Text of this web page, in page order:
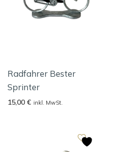
Radfahrer Bester
Sprinter
15,00 € inkl. MwSt.